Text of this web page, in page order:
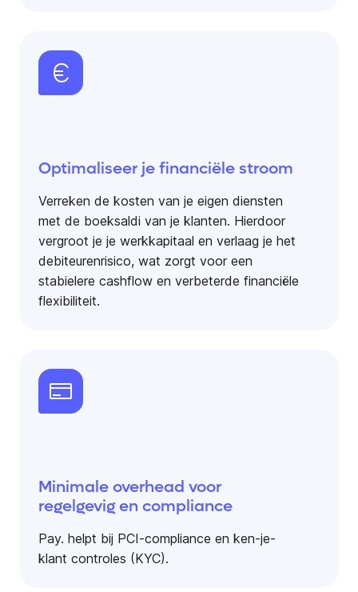
Optimaliseer je financiële stroom
Verreken de kosten van je eigen diensten
met de boeksaldi van je klanten. Hierdoor
vergroot je je werkkapitaal en verlaag je het
debiteuren­risico, wat zorgt voor een
stabielere cashflow en verbeterde financiële
flexibiliteit.
Minimale overhead voor
regelgevig en compliance
Pay. helpt bij PCI-compliance en ken-je-
klant controles (KYC).